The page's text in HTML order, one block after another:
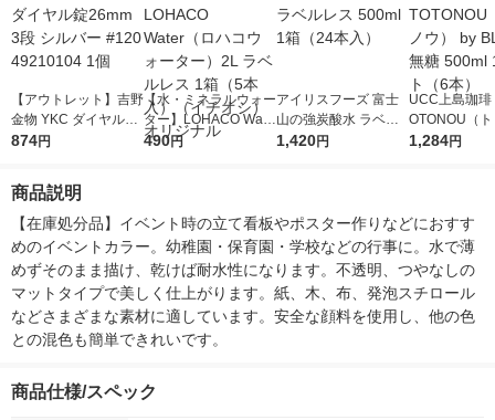
【アウトレット】吉野
金物 YKC ダイヤル錠
26mm 3段 シルバー #
874円
【水・ミネラルウォー
ター】LOHACO Wate
r（ロハコウォータ
490円
アイリスフーズ 富士
山の強炭酸水 ラベル
レス 500ml 1箱（24
1,420円
UCC上島珈琲
OTONOU（
ウ） by
1,284円
商品説明
【在庫処分品】イベント時の立て看板やポスター作りなどにおすす
めのイベントカラー。幼稚園・保育園・学校などの行事に。水で薄
めずそのまま描け、乾けば耐水性になります。不透明、つやなしの
マットタイプで美しく仕上がります。紙、木、布、発泡スチロール
などさまざまな素材に適しています。安全な顔料を使用し、他の色
との混色も簡単できれいです。
商品仕様/スペック